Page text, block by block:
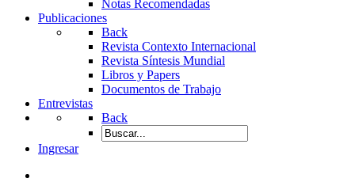
Notas Recomendadas
Publicaciones
Back
Revista Contexto Internacional
Revista Síntesis Mundial
Libros y Papers
Documentos de Trabajo
Entrevistas
Back
Ingresar